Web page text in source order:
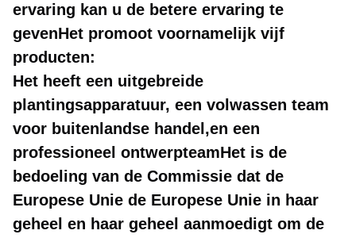
ervaring kan u de betere ervaring te
gevenHet promoot voornamelijk vijf
producten:
Het heeft een uitgebreide
plantingsapparatuur, een volwassen team
voor buitenlandse handel,en een
professioneel ontwerpteamHet is de
bedoeling van de Commissie dat de
Europese Unie de Europese Unie in haar
geheel en haar geheel aanmoedigt om de